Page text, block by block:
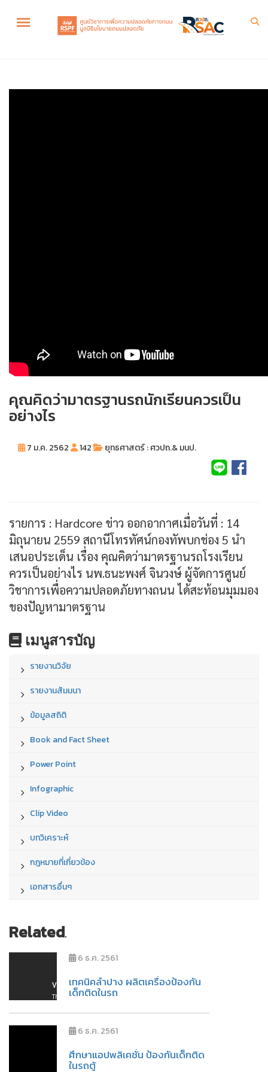
คุณคิดว่ามาตรฐานรถนักเรียนควรเป็น
อย่างไร
7 ม.ค. 2562 142 ยุทธศาสตร์ : ศวปถ.& มนป.
รายการ : Hardcore ข่าว ออกอากาศเมื่อวันที่ : 14
มิถุนายน 2559 สถานีโทรทัศน์กองทัพบกช่อง 5 นำ
เสนอประเด็น เรื่อง คุณคิดว่ามาตรฐานรถโรงเรียน
ควรเป็นอย่างไร นพ.ธนะพงศ์ จินวงษ์ ผู้จัดการศูนย์
วิชาการเพื่อความปลอดภัยทางถนน ได้สะท้อนมุมมอง
ของปัญหามาตรฐาน
เมนูสารบัญ
รายงานวิจัย
รายงานสัมมนา
ข้อมูลสถิติ
Book and Fact Sheet
Power Point
Infographic
Clip Video
บทวิเคราะห์
กฎหมายที่เกี่ยวข้อง
เอกสารอื่นๆ
Related.
6 ธ.ค. 2561
เทคนิคลำปาง ผลิตเครื่องป้องกัน
เด็กติดในรถ
6 ธ.ค. 2561
ศึกษาแอปพลิเคชั่น ป้องกันเด็กติด
ในรถตู้